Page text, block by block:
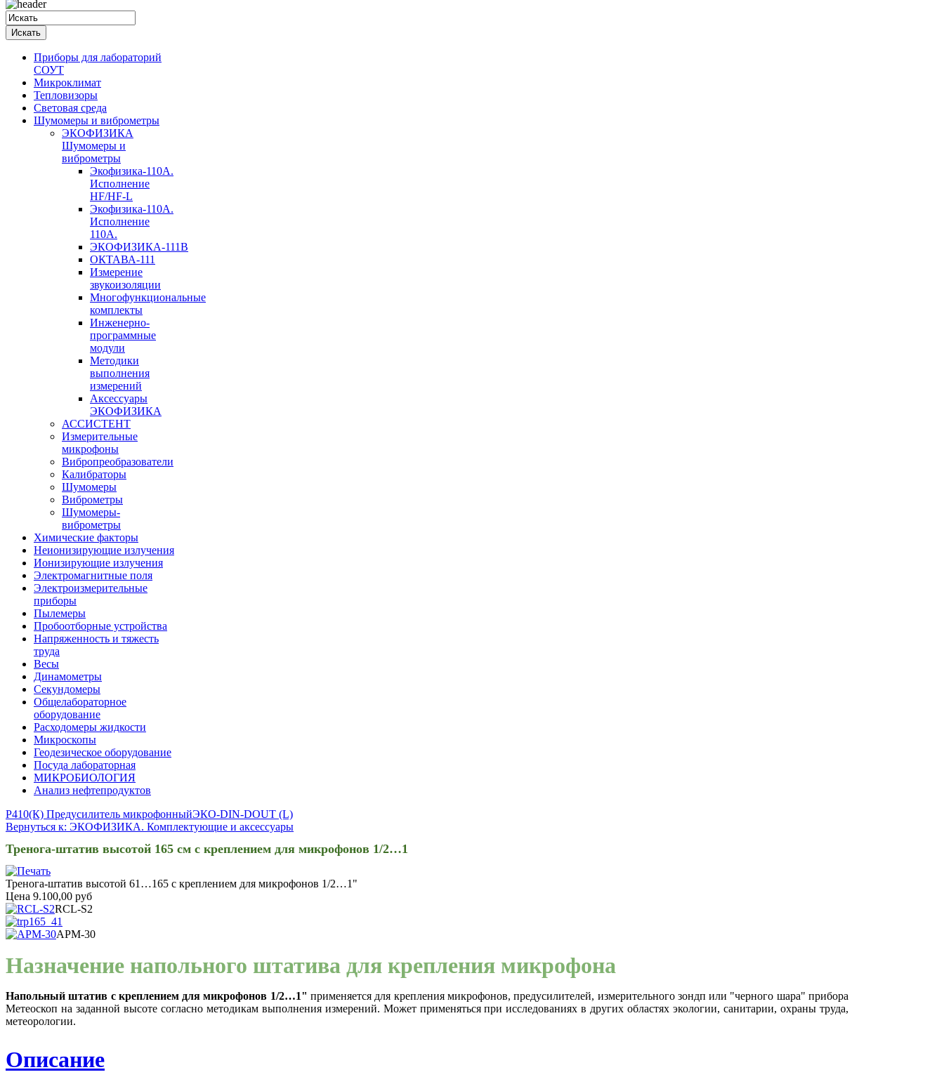
Приборы для лабораторий
СОУТ
Микроклимат
Тепловизоры
Световая среда
Шумомеры и виброметры
ЭКОФИЗИКА
Шумомеры и
виброметры
Экофизика-110А.
Исполнение
HF/HF-L
Экофизика-110А.
Исполнение
110А.
ЭКОФИЗИКА-111В
ОКТАВА-111
Измерение
звукоизоляции
Многофункциональные
комплекты
Инженерно-
программные
модули
Методики
выполнения
измерений
Аксессуары
ЭКОФИЗИКА
АССИСТЕНТ
Измерительные
микрофоны
Вибропреобразователи
Калибраторы
Шумомеры
Виброметры
Шумомеры-
виброметры
Химические факторы
Неионизирующие излучения
Ионизирующие излучения
Электромагнитные поля
Электроизмерительные
приборы
Пылемеры
Пробоотборные устройства
Напряженность и тяжесть
труда
Весы
Динамометры
Секундомеры
Общелабораторное
оборудование
Расходомеры жидкости
Микроскопы
Геодезическое оборудование
Посуда лабораторная
МИКРОБИОЛОГИЯ
Анализ нефтепродуктов
Р410(К) Предусилитель микрофонныйЭКО-DIN-DOUT (L)
Вернуться к: ЭКОФИЗИКА. Комплектующие и аксессуары
Тренога-штатив высотой 165 см с креплением для микрофонов 1/2…1
Тренога-штатив высотой 61…165 с креплением для микрофонов 1/2…1"
Цена 9.100,00 руб
RCL-S2
APM-30
Назначение напольного штатива для крепления микрофона
Напольный штатив с креплением для микрофонов 1/2…1" применяется для крепления микрофонов, предусилителей, измерительного зондп или "черного шара" прибора
Метеоскоп на заданной высоте согласно методикам выполнения измерений. Может применяться при исследованиях в других областях экологии, санитарии, охраны труда,
метеорологии.
Описание